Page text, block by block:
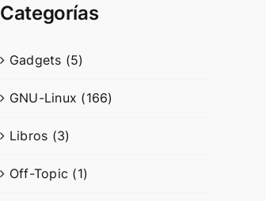
Categorías
Gadgets (5)
GNU-Linux (166)
Libros (3)
Off-Topic (1)